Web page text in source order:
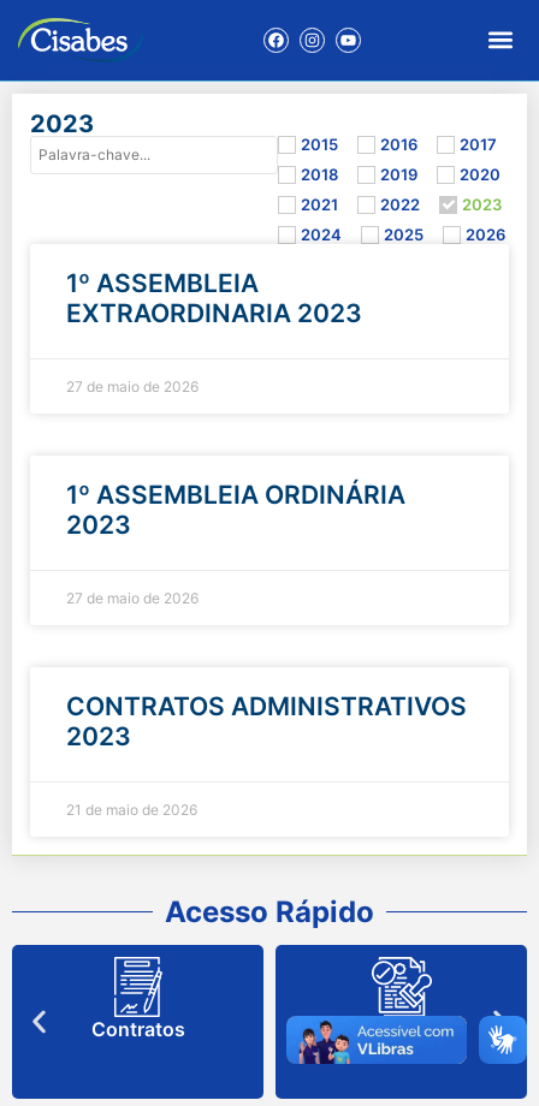
2023
2015 2016
2017
2018
2019
2020
2021
2022
2023
2024
2025 2026
1º ASSEMBLEIA
EXTRAORDINARIA 2023
27 de maio de 2026
1º ASSEMBLEIA ORDINÁRIA
2023
27 de maio de 2026
CONTRATOS ADMINISTRATIVOS
2023
21 de maio de 2026
Acesso Rápido
Contratos Diário Oficial